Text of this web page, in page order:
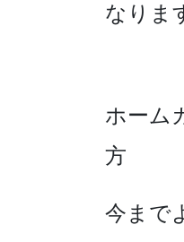
なりま
ホーム
方
今まで